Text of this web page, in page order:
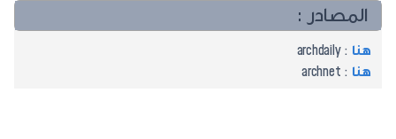
المصادر :
هنا : archdaily
هنا : archnet